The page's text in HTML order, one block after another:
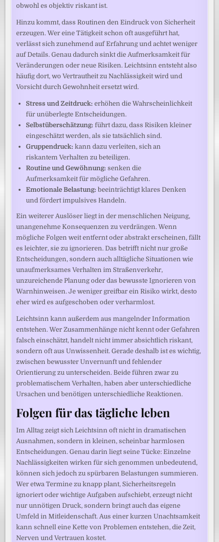
obwohl es objektiv riskant ist.
Hinzu kommt, dass Routinen den Eindruck von Sicherheit
erzeugen. Wer eine Tätigkeit schon oft ausgeführt hat,
verlässt sich zunehmend auf Erfahrung und achtet weniger
auf Details. Genau dadurch sinkt die Aufmerksamkeit für
Veränderungen oder neue Risiken. Leichtsinn entsteht also
häufig dort, wo Vertrautheit zu Nachlässigkeit wird und
Vorsicht durch Gewohnheit ersetzt wird.
Stress und Zeitdruck: erhöhen die Wahrscheinlichkeit
für unüberlegte Entscheidungen.
Selbstüberschätzung: führt dazu, dass Risiken kleiner
eingeschätzt werden, als sie tatsächlich sind.
Gruppendruck: kann dazu verleiten, sich an
riskantem Verhalten zu beteiligen.
Routine und Gewöhnung: senken die
Aufmerksamkeit für mögliche Gefahren.
Emotionale Belastung: beeinträchtigt klares Denken
und fördert impulsives Handeln.
Ein weiterer Auslöser liegt in der menschlichen Neigung,
unangenehme Konsequenzen zu verdrängen. Wenn
mögliche Folgen weit entfernt oder abstrakt erscheinen, fällt
es leichter, sie zu ignorieren. Das betrifft nicht nur große
Entscheidungen, sondern auch alltägliche Situationen wie
unaufmerksames Verhalten im Straßenverkehr,
unzureichende Planung oder das bewusste Ignorieren von
Warnhinweisen. Je weniger greifbar ein Risiko wirkt, desto
eher wird es aufgeschoben oder verharmlost.
Leichtsinn kann außerdem aus mangelnder Information
entstehen. Wer Zusammenhänge nicht kennt oder Gefahren
falsch einschätzt, handelt nicht immer absichtlich riskant,
sondern oft aus Unwissenheit. Gerade deshalb ist es wichtig,
zwischen bewusster Unvernunft und fehlender
Orientierung zu unterscheiden. Beide führen zwar zu
problematischem Verhalten, haben aber unterschiedliche
Ursachen und benötigen unterschiedliche Reaktionen.
Folgen für das tägliche leben
Im Alltag zeigt sich Leichtsinn oft nicht in dramatischen
Ausnahmen, sondern in kleinen, scheinbar harmlosen
Entscheidungen. Genau darin liegt seine Tücke: Einzelne
Nachlässigkeiten wirken für sich genommen unbedeutend,
können sich jedoch zu spürbaren Belastungen summieren.
Wer etwa Termine zu knapp plant, Sicherheitsregeln
ignoriert oder wichtige Aufgaben aufschiebt, erzeugt nicht
nur unnötigen Druck, sondern bringt auch das eigene
Umfeld in Mitleidenschaft. Aus einer kurzen Unachtsamkeit
kann schnell eine Kette von Problemen entstehen, die Zeit,
Nerven und Vertrauen kostet.